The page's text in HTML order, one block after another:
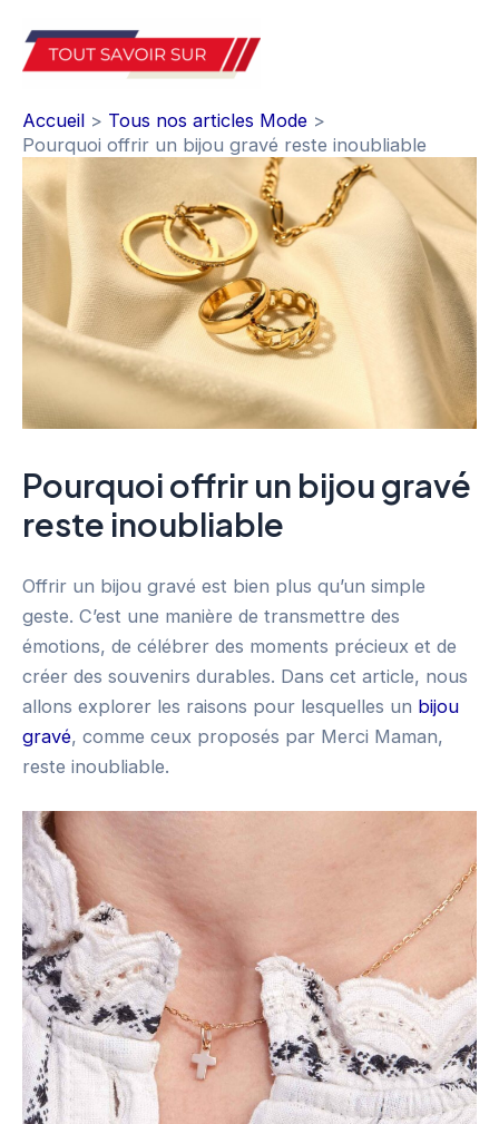
contenu
Accueil
Tous nos articles Mode
Pourquoi offrir un bijou gravé reste inoubliable
Pourquoi offrir un bijou gravé
reste inoubliable
Offrir un bijou gravé est bien plus qu’un simple
geste. C’est une manière de transmettre des
émotions, de célébrer des moments précieux et de
créer des souvenirs durables. Dans cet article, nous
allons explorer les raisons pour lesquelles un bijou
gravé, comme ceux proposés par Merci Maman,
reste inoubliable.